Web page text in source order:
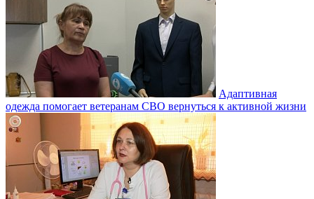
Адаптивная
одежда помогает ветеранам СВО вернуться к активной жизни